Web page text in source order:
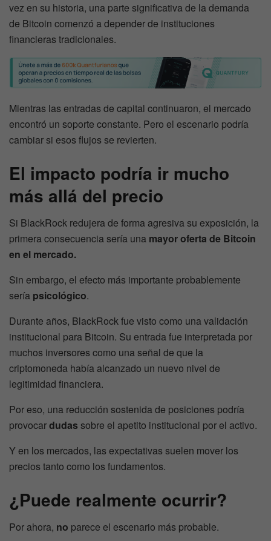
vez en su historia, una parte significativa de la demanda
de Bitcoin comenzó a depender de instituciones
financieras tradicionales.
Mientras las entradas de capital continuaron, el mercado
encontró un soporte constante. Pero el escenario podría
cambiar si esos flujos se revierten.
El impacto podría ir mucho
más allá del precio
Si BlackRock redujera de forma agresiva su exposición, la
primera consecuencia sería una mayor oferta de Bitcoin
en el mercado.
Sin embargo, el efecto más importante probablemente
sería psicológico.
Durante años, BlackRock fue visto como una validación
institucional para Bitcoin. Su entrada fue interpretada por
muchos inversores como una señal de que la
criptomoneda había alcanzado un nuevo nivel de
legitimidad financiera.
Por eso, una reducción sostenida de posiciones podría
provocardudas sobre el apetito institucional por el activo.
Y en los mercados, las expectativas suelen mover los
precios tanto como los fundamentos.
¿Puede realmente ocurrir?
Por ahora, no parece el escenario más probable.